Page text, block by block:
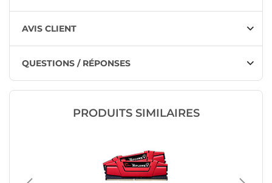
AVIS CLIENT
QUESTIONS / RÉPONSES
PRODUITS SIMILAIRES